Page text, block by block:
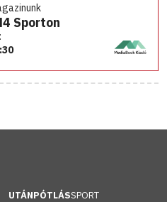
Sporton
UTÁNPÓTLÁSSPORT